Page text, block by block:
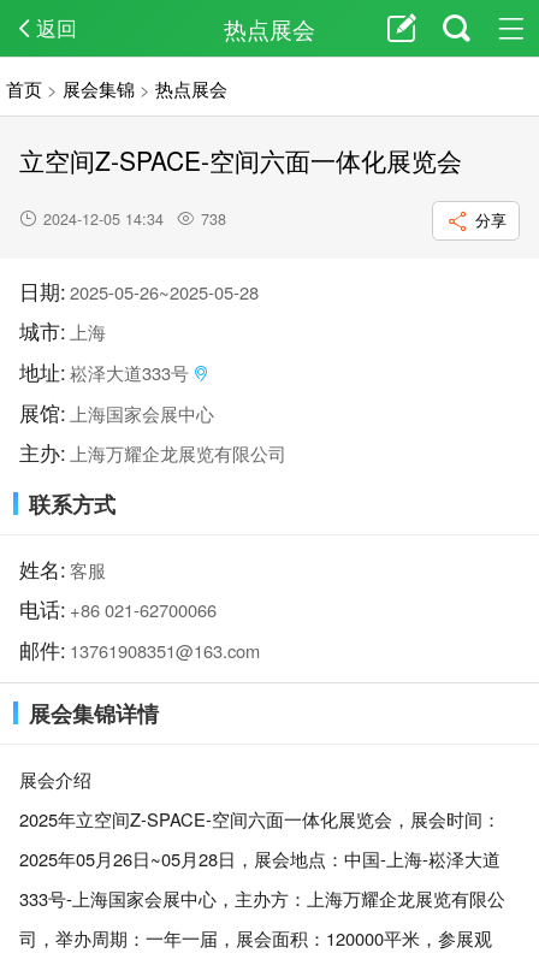
返回 热点展会
首页 > 展会集锦 >热点展会
立空间Z-SPACE-空间六面一体化展览会
2024-12-05 14:34 738 分享
日期:2025-05-26~2025-05-28
城市:上海
地址:崧泽大道333号
展馆: 上海国家会展中心
主办:上海万耀企龙展览有限公司
联系方式
姓名:客服
电话: +86 021-62700066
邮件: 13761908351@163.com
展会集锦详情
展会介绍
2025年立空间Z-SPACE-空间六面一体化展览会，展会时间：
2025年05月26日~05月28日，展会地点：中国-上海-崧泽大道
333号-上海国家会展中心，主办方：上海万耀企龙展览有限公
司，举办周期：一年一届，展会面积：120000平米，参展观